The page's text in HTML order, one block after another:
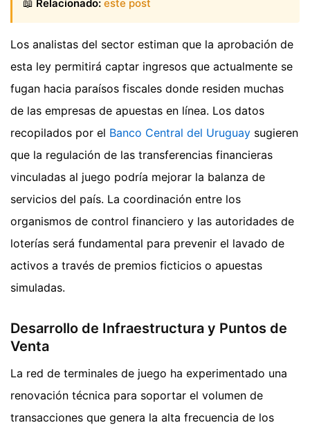
📖 Relacionado: este post
Los analistas del sector estiman que la aprobación de
esta ley permitirá captar ingresos que actualmente se
fugan hacia paraísos fiscales donde residen muchas
de las empresas de apuestas en línea. Los datos
recopilados por el Banco Central del Uruguay sugieren
que la regulación de las transferencias financieras
vinculadas al juego podría mejorar la balanza de
servicios del país. La coordinación entre los
organismos de control financiero y las autoridades de
loterías será fundamental para prevenir el lavado de
activos a través de premios ficticios o apuestas
simuladas.
Desarrollo de Infraestructura y Puntos de
Venta
La red de terminales de juego ha experimentado una
renovación técnica para soportar el volumen de
transacciones que genera la alta frecuencia de los